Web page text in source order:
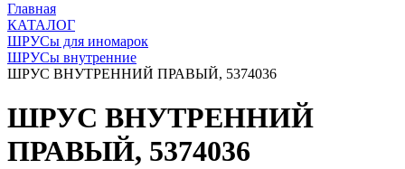
Главная
КАТАЛОГ
ШРУСы для иномарок
ШРУСы внутренние
ШРУС ВНУТРЕННИЙ ПРАВЫЙ, 5374036
ШРУС ВНУТРЕННИЙ
ПРАВЫЙ, 5374036